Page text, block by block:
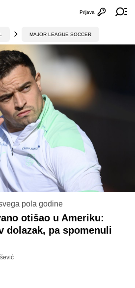
Otvori
Prijava
MAJOR LEAGUE SOCCER
pola godine
otišao u Ameriku:
dolazak, pa spomenuli